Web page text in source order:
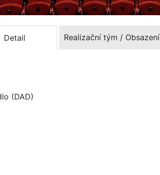
Detail Realizační tým / Obsazení
(DAD)